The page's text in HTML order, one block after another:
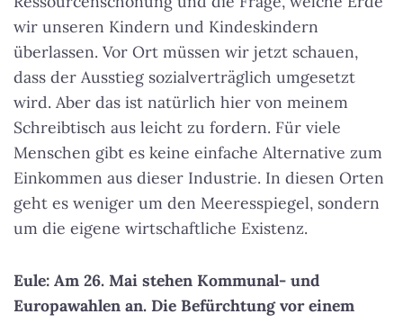
wir unseren Kindern und Kindeskindern
überlassen. Vor Ort müssen wir jetzt schauen,
dass der Ausstieg sozialverträglich umgesetzt
wird. Aber das ist natürlich hier von meinem
Schreibtisch aus leicht zu fordern. Für viele
Menschen gibt es keine einfache Alternative zum
Einkommen aus dieser Industrie. In diesen Orten
geht es weniger um den Meeresspiegel, sondern
um die eigene wirtschaftliche Existenz.
Eule: Am 26. Mai stehen Kommunal- und
Europawahlen an. Die Befürchtung vor einem